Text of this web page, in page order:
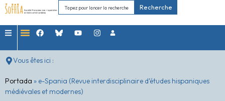
Recherche
Vous êtes ici :
Portada » e-Spania (Revue interdisciplinaire d’études hispaniques
médiévales et ​modernes)